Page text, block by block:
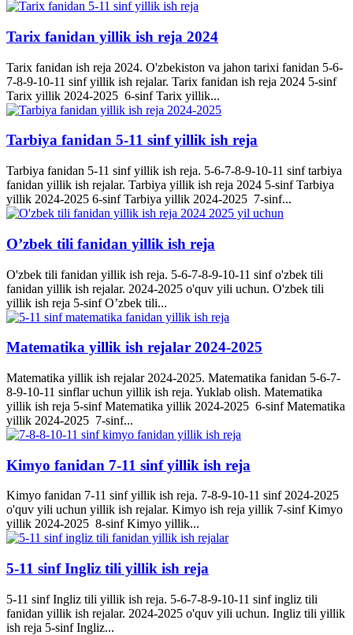
Tarix fanidan yillik ish reja 2024
Tarix fanidan ish reja 2024. O'zbekiston va jahon tarixi fanidan 5-6-
7-8-9-10-11 sinf yillik ish rejalar. Tarix fanidan ish reja 2024 5-sinf
Tarix yillik 2024-2025 6-sinf Tarix yillik...
Tarbiya fanidan 5-11 sinf yillik ish reja
Tarbiya fanidan 5-11 sinf yillik ish reja. 5-6-7-8-9-10-11 sinf tarbiya
fanidan yillik ish rejalar. Tarbiya yillik ish reja 2024 5-sinf Tarbiya
yillik 2024-2025 6-sinf Tarbiya yillik 2024-2025 7-sinf...
O’zbek tili fanidan yillik ish reja
O'zbek tili fanidan yillik ish reja. 5-6-7-8-9-10-11 sinf o'zbek tili
fanidan yillik ish rejalar. 2024-2025 o'quv yili uchun. O'zbek tili
yillik ish reja 5-sinf O’zbek tili...
Matematika yillik ish rejalar 2024-2025
Matematika yillik ish rejalar 2024-2025. Matematika fanidan 5-6-7-
8-9-10-11 sinflar uchun yillik ish reja. Yuklab olish. Matematika
yillik ish reja 5-sinf Matematika yillik 2024-2025 6-sinf Matematika
yillik 2024-2025 7-sinf...
Kimyo fanidan 7-11 sinf yillik ish reja
Kimyo fanidan 7-11 sinf yillik ish reja. 7-8-9-10-11 sinf 2024-2025
o'quv yili uchun yillik ish rejalar. Kimyo ish reja yillik 7-sinf Kimyo
yillik 2024-2025 8-sinf Kimyo yillik...
5-11 sinf Ingliz tili yillik ish reja
5-11 sinf Ingliz tili yillik ish reja. 5-6-7-8-9-10-11 sinf ingliz tili
fanidan yillik ish rejalar. 2024-2025 o'quv yili uchun. Ingliz tili yillik
ish reja 5-sinf Ingliz...